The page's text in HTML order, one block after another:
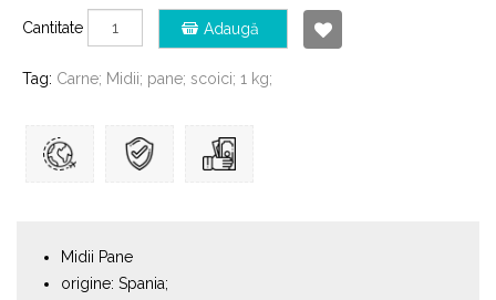
Cantitate Adaugă
Tag: Carne; Midii; pane; scoici; 1 kg;
Midii Pane
origine: Spania;